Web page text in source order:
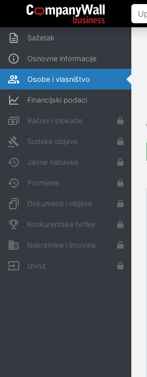
Sažetak
Osnovne informacije
Osobe i vlasništvo
Financijski podaci
Računi i blokade
Sudske objave
Javne nabavke
Promjene
Dokumenti i objave
Konkurentske tvrtke
Nekretnine i imovina
Izvoz